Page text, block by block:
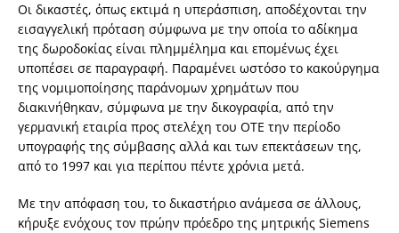
Οι δικαστές, όπως εκτιμά η υπεράσπιση, αποδέχονται την
εισαγγελική πρόταση σύμφωνα με την οποία το αδίκημα
της δωροδοκίας είναι πλημμέλημα και επομένως έχει
υποπέσει σε παραγραφή. Παραμένει ωστόσο το κακούργημα
της νομιμοποίησης παράνομων χρημάτων που
διακινήθηκαν, σύμφωνα με την δικογραφία, από την
γερμανική εταιρία προς στελέχη του ΟΤΕ την περίοδο
υπογραφής της σύμβασης αλλά και των επεκτάσεων της,
από το 1997 και για περίπου πέντε χρόνια μετά.
Με την απόφαση του, το δικαστήριο ανάμεσα σε άλλους,
κήρυξε ενόχους τον πρώην πρόεδρο της μητρικής Siemens